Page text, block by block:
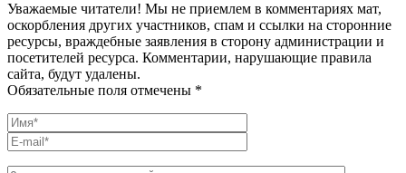
Уважаемые читатели! Мы не приемлем в комментариях мат,
оскорбления других участников, спам и ссылки на сторонние
ресурсы, враждебные заявления в сторону администрации и
посетителей ресурса. Комментарии, нарушающие правила
сайта, будут удалены.
Обязательные поля отмечены *